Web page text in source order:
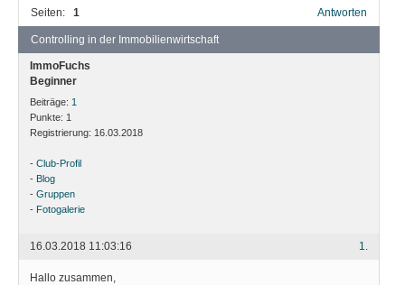
Seiten: 1 Antworten
Controlling in der Immobilienwirtschaft
ImmoFuchs
Beginner
Beiträge: 1
Punkte: 1
Registrierung: 16.03.2018
- Club-Profil
- Blog
- Gruppen
- Fotogalerie
1.
16.03.2018 11:03:16
Hallo zusammen,